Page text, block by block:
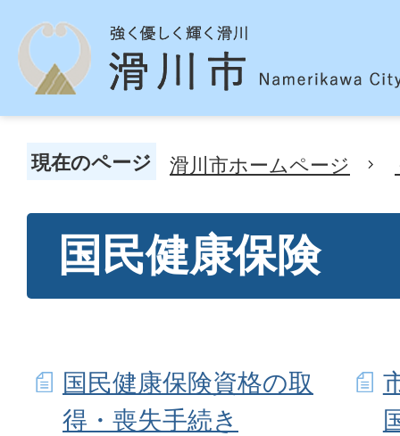
現在のページ 滑川市ホームページ
国民健康保険
国民健康保険資格の取
得・喪失手続き